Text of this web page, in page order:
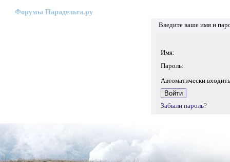
Форумы Парадельта.ру
Введите ваше имя и
Имя:
Пароль:
Автоматически
Забыли пароль?